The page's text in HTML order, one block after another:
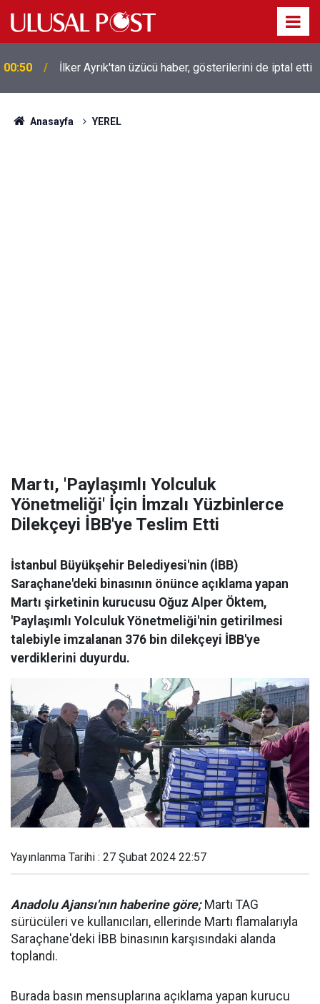
00:39
Liverpool efsanesi Mısırlı yıldız Mohamed Salah
Trabzonspor ile anlaştı! Yarın geliyor
Anasayfa YEREL
Martı, 'Paylaşımlı Yolculuk
Yönetmeliği' İçin İmzalı Yüzbinlerce
Dilekçeyi İBB'ye Teslim Etti
İstanbul Büyükşehir Belediyesi'nin (İBB)
Saraçhane'deki binasının önünce açıklama yapan
Martı şirketinin kurucusu Oğuz Alper Öktem,
'Paylaşımlı Yolculuk Yönetmeliği'nin getirilmesi
talebiyle imzalanan 376 bin dilekçeyi İBB'ye
verdiklerini duyurdu.
Yayınlanma Tarihi : 27 Şubat 2024 22:57
Anadolu Ajansı'nın haberine göre;Martı TAG
sürücüleri ve kullanıcıları, ellerinde Martı flamalarıyla
Saraçhane'deki İBB binasının karşısındaki alanda
toplandı.
Burada basın mensuplarına açıklama yapan kurucu